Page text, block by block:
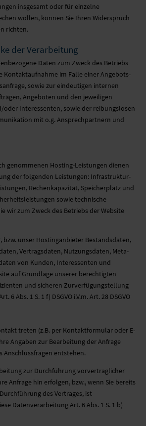
insgesamt oder für einzelne
wollen, können Sie Ihren Widerspruch
richten.
der Verarbeitung
Daten zum Zweck des Betriebs
Kontaktaufnahme im Falle einer Angebots-
sowie zur eindeutigen internen
Angeboten und den jeweiligen
Interessenten, sowie der reibungslosen
mit o.g. Ansprechpartnern und
genommenen Hosting-Leistungen dienen
der folgenden Leistungen: Infrastruktur-
Rechenkapazität, Speicherplatz und
sowie technische
wir zum Zweck des Betriebs der Website
bzw. unser Hostinganbieter Bestandsdaten,
Vertragsdaten, Nutzungsdaten, Meta-
von Kunden, Interessenten und
auf Grundlage unserer berechtigten
und sicheren Zurverfügungstellung
6 Abs. 1 S. 1 f) DSGVO i.V.m. Art. 28 DSGVO
treten (z.B. per Kontaktformular oder E-
Angaben zur Bearbeitung der Anfrage
Anschlussfragen entstehen.
zur Durchführung vorvertraglicher
Anfrage hin erfolgen, bzw., wenn Sie bereits
des Vertrages, ist
Datenverarbeitung Art. 6 Abs. 1 S. 1 b)